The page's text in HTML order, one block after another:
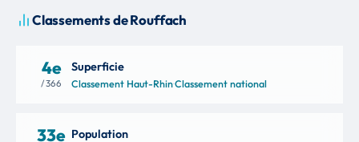
Classements de Rouffach
4e
/ 366
Superficie
Classement Haut-Rhin·Classement national
33e Population